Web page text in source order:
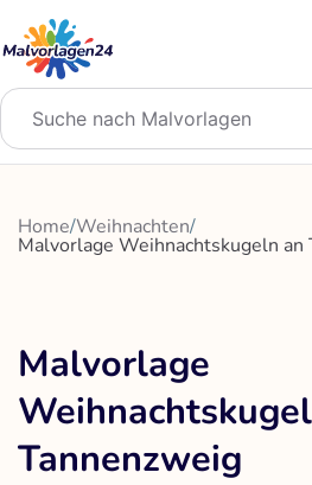
Inhalt
springen
Home/Weihnachten/
Malvorlage Weihnachtskugeln an
Malvorlage
Tannenzweig